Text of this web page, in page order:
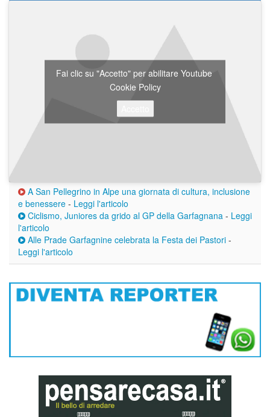
Fai clic su "Accetto" per abilitare Youtube
Cookie Policy
A San Pellegrino in Alpe una giornata di cultura, inclusione
e benessere - Leggi l'articolo
Ciclismo, Juniores da grido al GP della Garfagnana - Leggi
l'articolo
Alle Prade Garfagnine celebrata la Festa dei Pastori -
Leggi l'articolo